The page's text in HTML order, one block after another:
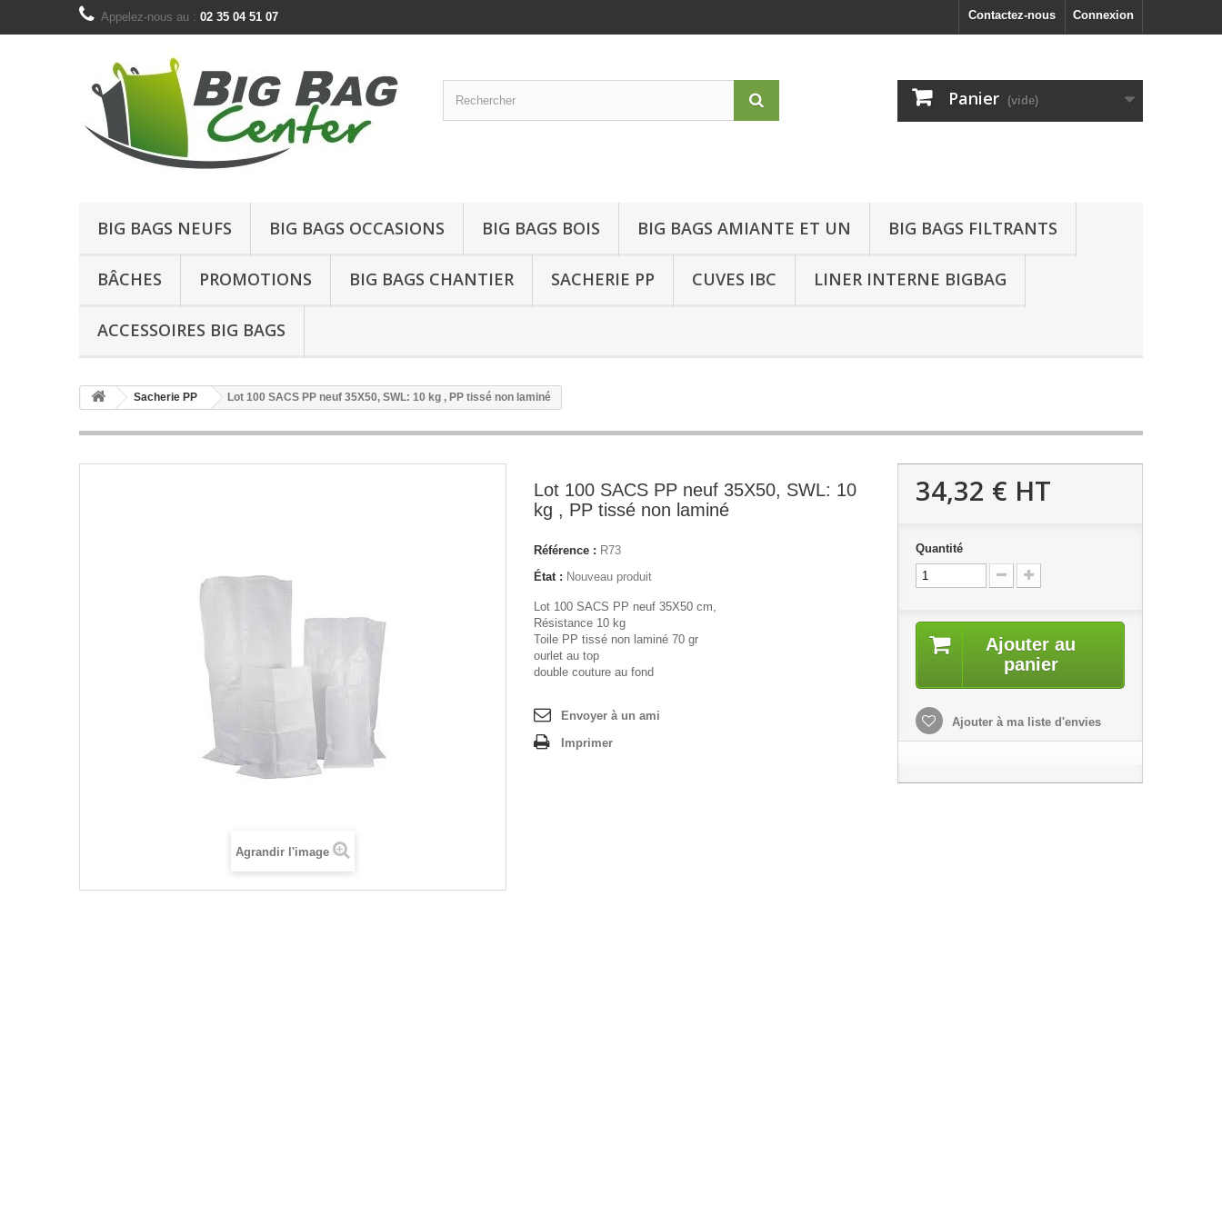
Connexion
Contactez-nous
Appelez-nous au : 02 35 04 51 07
Panier (vide)
BIG BAGS NEUFS BIG BAGS OCCASIONS BIG BAGS BOIS BIG BAGS AMIANTE ET UN BIG BAGS FILTRANTS
BÂCHES PROMOTIONS BIG BAGS CHANTIER SACHERIE PP CUVES IBC LINER INTERNE BIGBAG
ACCESSOIRES BIG BAGS
Sacherie PP Lot 100 SACS PP neuf 35X50, SWL: 10 kg , PP tissé non laminé
Agrandir l'image
Lot 100 SACS PP neuf 35X50, SWL: 10
kg , PP tissé non laminé
Référence : R73
État : Nouveau produit
Lot 100 SACS PP neuf 35X50 cm,
Résistance 10 kg
Toile PP tissé non laminé 70 gr
ourlet au top
double couture au fond
Envoyer à un ami
Imprimer
34,32 € HT
Quantité
Ajouter au
panier
Ajouter à ma liste d'envies